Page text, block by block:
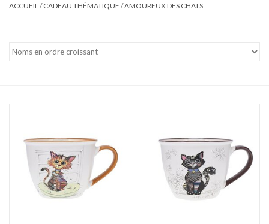
Accessoire Mode
ACCUEIL /CADEAU THÉMATIQUE /AMOUREUX DES CHATS